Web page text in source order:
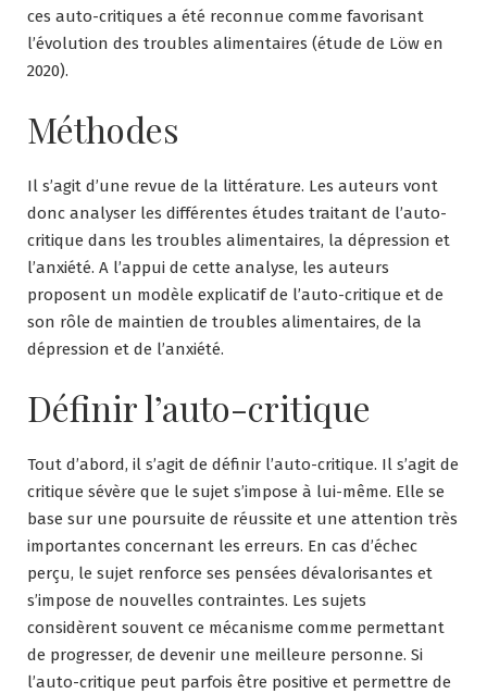
ces auto-critiques a été reconnue comme favorisant
l’évolution des troubles alimentaires (étude de Löw en
2020).
Méthodes
Il s’agit d’une revue de la littérature. Les auteurs vont
donc analyser les différentes études traitant de l’auto-
critique dans les troubles alimentaires, la dépression et
l’anxiété. A l’appui de cette analyse, les auteurs
proposent un modèle explicatif de l’auto-critique et de
son rôle de maintien de troubles alimentaires, de la
dépression et de l’anxiété.
Définir l’auto-critique
Tout d’abord, il s’agit de définir l’auto-critique. Il s’agit de
critique sévère que le sujet s’impose à lui-même. Elle se
base sur une poursuite de réussite et une attention très
importantes concernant les erreurs. En cas d’échec
perçu, le sujet renforce ses pensées dévalorisantes et
s’impose de nouvelles contraintes. Les sujets
considèrent souvent ce mécanisme comme permettant
de progresser, de devenir une meilleure personne. Si
l’auto-critique peut parfois être positive et permettre de